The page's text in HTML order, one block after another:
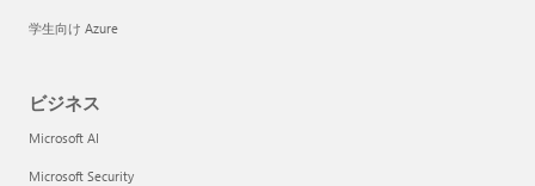
学生向け Azure
ビジネス
Microsoft AI
Microsoft Security